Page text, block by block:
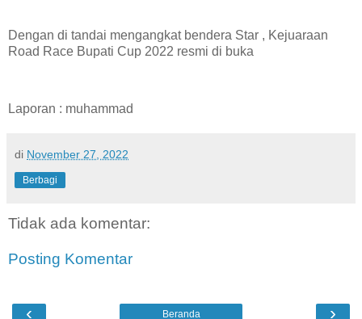
Dengan di tandai mengangkat bendera Star , Kejuaraan
Road Race Bupati Cup 2022 resmi di buka
Laporan : muhammad
di November 27, 2022
Berbagi
Tidak ada komentar:
Posting Komentar
‹ ›
Beranda